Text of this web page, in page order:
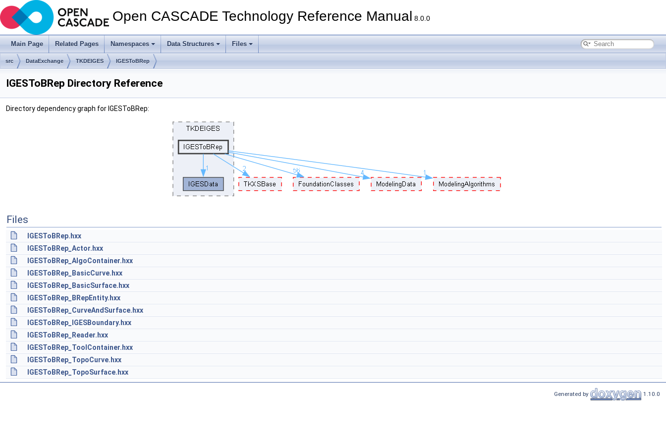
Open CASCADE Technology Reference Manual 8.0.0
Main Page Related Pages Namespaces Data Structures Files
src DataExchange TKDEIGES IGESToBRep
IGESToBRep Directory Reference
Directory dependency graph for IGESToBRep:
Files
IGESToBRep.hxx
IGESToBRep_Actor.hxx
IGESToBRep_AlgoContainer.hxx
IGESToBRep_BasicCurve.hxx
IGESToBRep_BasicSurface.hxx
IGESToBRep_BRepEntity.hxx
IGESToBRep_CurveAndSurface.hxx
IGESToBRep_IGESBoundary.hxx
IGESToBRep_Reader.hxx
IGESToBRep_ToolContainer.hxx
IGESToBRep_TopoCurve.hxx
IGESToBRep_TopoSurface.hxx
Generated by 1.10.0